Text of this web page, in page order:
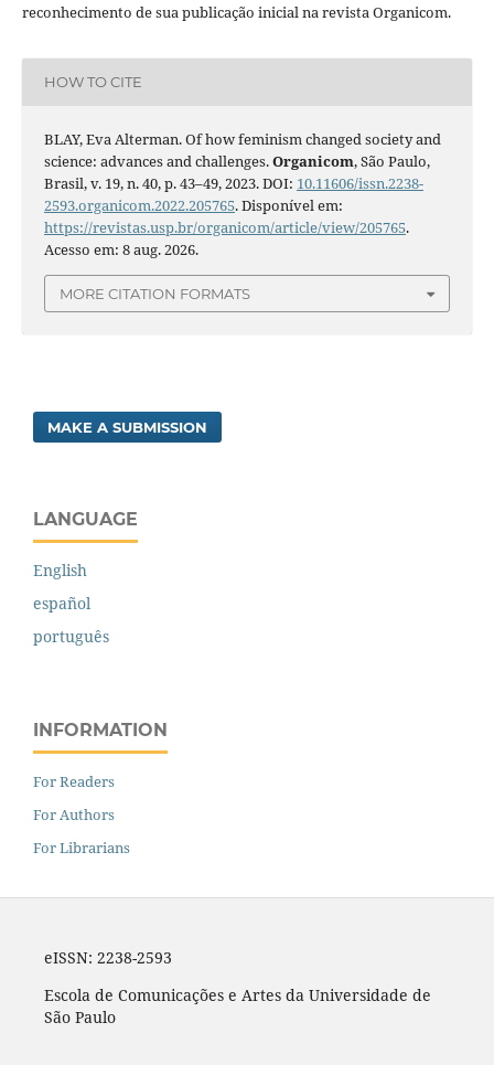
reconhecimento de sua publicação inicial na revista Organicom.
HOW TO CITE
BLAY, Eva Alterman. Of how feminism changed society and
science: advances and challenges.Organicom, São Paulo,
Brasil, v. 19, n. 40, p. 43–49, 2023. DOI: 10.11606/issn.2238-
2593.organicom.2022.205765. Disponível em:
https://revistas.usp.br/organicom/article/view/205765.
Acesso em: 8 aug. 2026.
MORE CITATION FORMATS
MAKE A SUBMISSION
LANGUAGE
English
español
português
INFORMATION
For Readers
For Authors
For Librarians
eISSN: 2238-2593
Escola de Comunicações e Artes da Universidade de
São Paulo